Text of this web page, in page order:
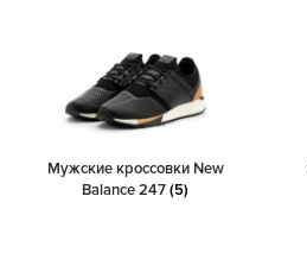
Мужские кроссовки New
Balance 247(5)